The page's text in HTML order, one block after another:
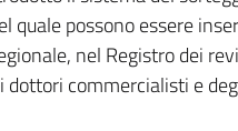
quale possono essere
nel Registro dei
dottori commercialisti e